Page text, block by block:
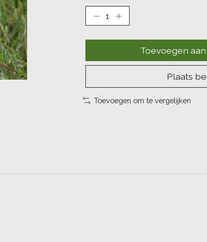
Toevoegen
Plaats
Toevoegen om te vergelijken